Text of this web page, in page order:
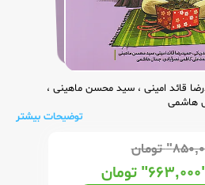
قائد امینی ، سید محسن ماهینی ،
هاشمی
توضیحات بیشتر
تومان
تومان